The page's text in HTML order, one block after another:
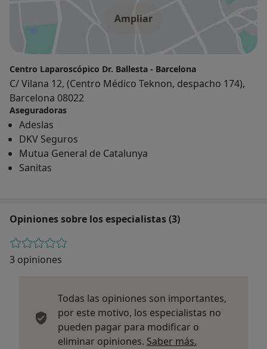
Ampliar
Centro Laparoscópico Dr. Ballesta - Barcelona
C/ Vilana 12, (Centro Médico Teknon, despacho 174),
Barcelona 08022
Aseguradoras
Adeslas
DKV Seguros
Mutua General de Catalunya
Sanitas
Opiniones sobre los especialistas (3)
3 opiniones
Todas las opiniones son importantes,
por este motivo, los especialistas no
pueden pagar para modificar o
eliminar opiniones. Saber más.